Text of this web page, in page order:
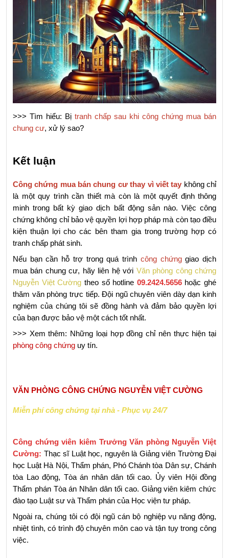
>>> Tìm hiểu: Bị tranh chấp sau khi công chứng mua bán
chung cư, xử lý sao?
Kết luận
Công chứng mua bán chung cư thay vì viết tay không chỉ
là một quy trình cần thiết mà còn là một quyết định thông
minh trong bất kỳ giao dịch bất động sản nào. Việc công
chứng không chỉ bảo vệ quyền lợi hợp pháp mà còn tạo điều
kiện thuận lợi cho các bên tham gia trong trường hợp có
tranh chấp phát sinh.
Nếu bạn cần hỗ trợ trong quá trình công chứng giao dịch
mua bán chung cư, hãy liên hệ với Văn phòng công chứng
Nguyễn Việt Cường theo số hotline 09.2424.5656 hoặc ghé
thăm văn phòng trực tiếp. Đội ngũ chuyên viên dày dạn kinh
nghiệm của chúng tôi sẽ đồng hành và đảm bảo quyền lợi
của bạn được bảo vệ một cách tốt nhất.
phòng công chứng uy tín.
VĂN PHÒNG CÔNG CHỨNG NGUYỄN VIỆT CƯỜNG
Miễn phí công chứng tại nhà - Phục vụ 24/7
Công chứng viên kiêm Trưởng Văn phòng Nguyễn Việt
Cường: Thạc sĩ Luật học, nguyên là Giảng viên Trường Đại
học Luật Hà Nội, Thẩm phán, Phó Chánh tòa Dân sự, Chánh
tòa Lao động, Tòa án nhân dân tối cao. Ủy viên Hội đồng
Thẩm phán Tòa án Nhân dân tối cao. Giảng viên kiêm chức
đào tạo Luật sư và Thẩm phán của Học viện tư pháp.
Ngoài ra, chúng tôi có đội ngũ cán bộ nghiệp vụ năng động,
nhiệt tình, có trình độ chuyên môn cao và tận tụy trong công
việc.